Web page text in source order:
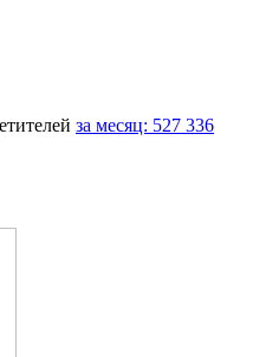
за месяц: 527 336